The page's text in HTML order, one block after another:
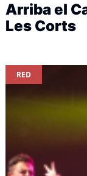
Arriba el
Les Corts
RED